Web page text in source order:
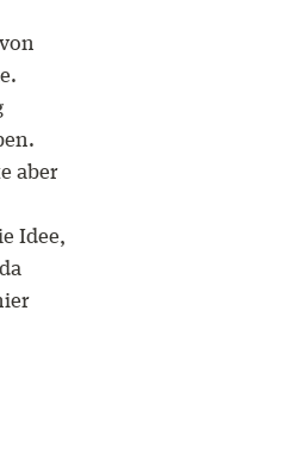
aber
Idee,